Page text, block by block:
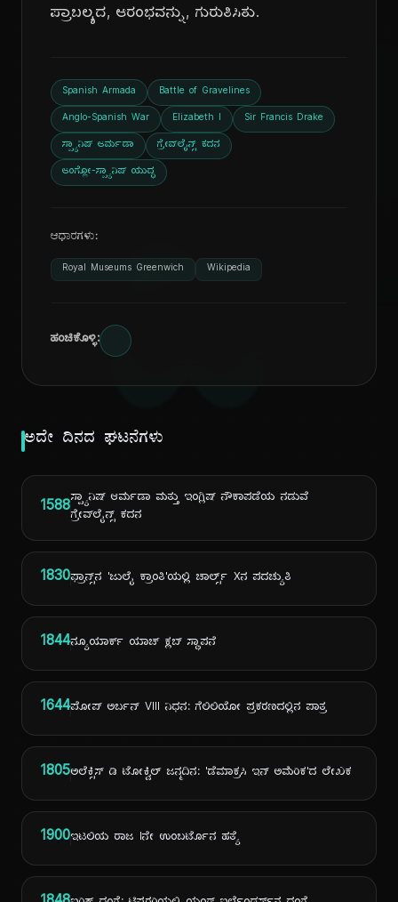
ದಿ
ಪ್ರಾಬಲ್ಯದ, ಆರಂಭವನ್ನು, ಗುರುತಿಸಿತು.
Spanish Armada Battle of Gravelines
Anglo-Spanish War Elizabeth I Sir Francis Drake
ಸ್ಪ್ಯಾನಿಷ್ ಆರ್ಮಡಾ ಗ್ರೇವ್‌ಲೈನ್ಸ್ ಕದನ
ಆಂಗ್ಲೋ-ಸ್ಪ್ಯಾನಿಷ್ ಯುದ್ಧ
ಆಧಾರಗಳು:
Royal Museums Greenwich Wikipedia
ಹಂಚಿಕೊಳ್ಳಿ:
ಅದೇ ದಿನದ ಘಟನೆಗಳು
1588ಸ್ಪ್ಯಾನಿಷ್ ಆರ್ಮಡಾ ಮತ್ತು ಇಂಗ್ಲಿಷ್ ನೌಕಾಪಡೆಯ ನಡುವೆ
ಗ್ರೇವ್‌ಲೈನ್ಸ್ ಕದನ
1830ಫ್ರಾನ್ಸ್‌ನ 'ಜುಲೈ ಕ್ರಾಂತಿ'ಯಲ್ಲಿ ಚಾರ್ಲ್ಸ್ Xನ ಪದಚ್ಯುತಿ
1844ನ್ಯೂಯಾರ್ಕ್ ಯಾಚ್ ಕ್ಲಬ್ ಸ್ಥಾಪನೆ
1644ಪೋಪ್ ಅರ್ಬನ್ VIII ನಿಧನ: ಗೆಲಿಲಿಯೋ ಪ್ರಕರಣದಲ್ಲಿನ ಪಾತ್ರ
1805ಅಲೆಕ್ಸಿಸ್ ಡಿ ಟೋಕ್ವಿಲ್ ಜನ್ಮದಿನ: 'ಡೆಮಾಕ್ರಸಿ ಇನ್ ಅಮೆರಿಕ'ದ ಲೇಖಕ
1900ಇಟಲಿಯ ರಾಜ Iನೇ ಉಂಬರ್ಟೊನ ಹತ್ಯೆ